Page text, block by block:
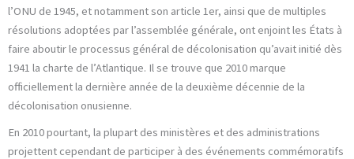
l’ONU de 1945, et notamment son article 1er, ainsi que de multiples
résolutions adoptées par l’assemblée générale, ont enjoint les États à
faire aboutir le processus général de décolonisation qu’avait initié dès
1941 la charte de l’Atlantique. Il se trouve que 2010 marque
officiellement la dernière année de la deuxième décennie de la
décolonisation onusienne.
En 2010 pourtant, la plupart des ministères et des administrations
projettent cependant de participer à des événements commémoratifs